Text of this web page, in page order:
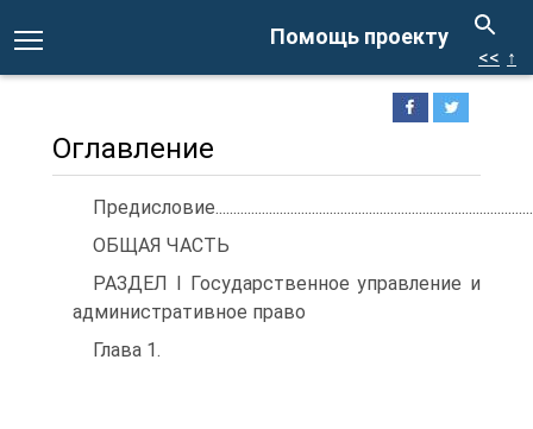
Помощь проекту
<< ↑
Оглавление
ОБЩАЯ ЧАСТЬ
РАЗДЕЛ I Государственное управление и
административное право
Глава 1.